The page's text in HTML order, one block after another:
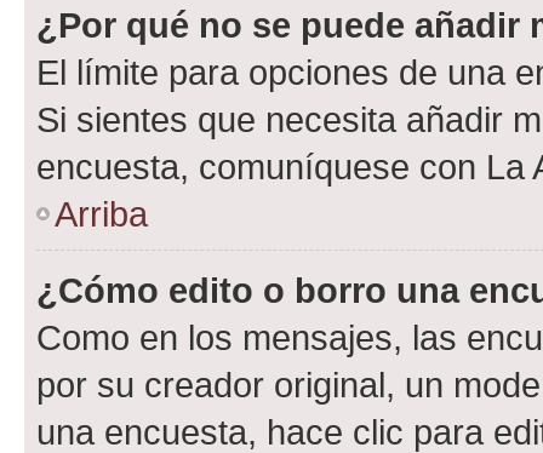
¿Por qué no se puede añadir
El límite para opciones de una
Si sientes que necesita añadir
encuesta, comuníquese con La
Arriba
¿Cómo edito o borro una
Como en los mensajes, las
por su creador original, un
una encuesta, hace clic para